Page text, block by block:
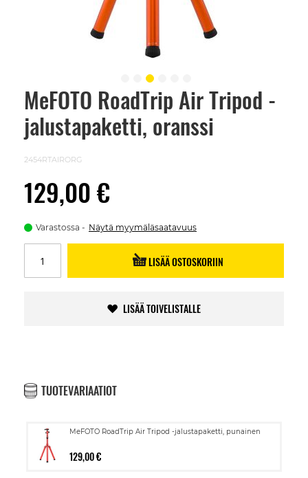
MeFOTO RoadTrip Air Tripod -
jalustapaketti, oranssi
2454RTAIRORG
129,00 €
Varastossa Näytä myymäläsaatavuus
LISÄÄ OSTOSKORIIN
LISÄÄ TOIVELISTALLE
TUOTEVARIAATIOT
MeFOTO RoadTrip Air Tripod -jalustapaketti, punainen
129,00 €
Skip
beginning
images